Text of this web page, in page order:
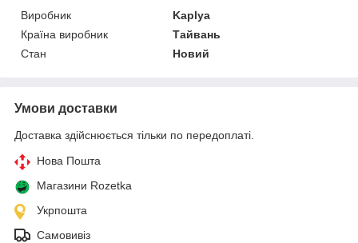
Виробник
Kaplya
Країна виробник
Тайвань
Стан
Новий
Умови доставки
Доставка здійснюється тільки по передоплаті.
Нова Пошта
Магазини Rozetka
Укрпошта
Самовивіз